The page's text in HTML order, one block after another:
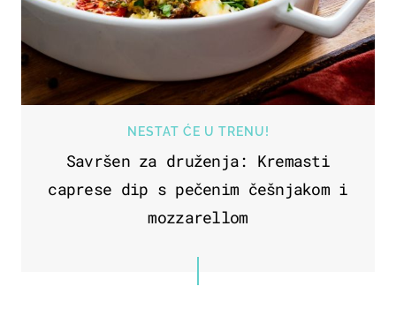
NESTAT ĆE U TRENU!
Savršen za druženja: Kremasti
caprese dip s pečenim češnjakom i
mozzarellom